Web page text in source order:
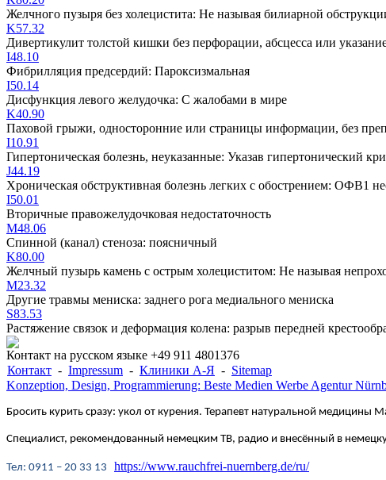
Желчного пузыря без холецистита: Не называя билиарной
K57.32
Дивертикулит толстой кишки без перфорации, абсцесса или
I48.10
Фибрилляция предсердий: Пароксизмальная
I50.14
Дисфункция левого желудочка: С жалобами в мире
K40.90
Паховой грыжи, односторонние или страницы информации, без
I10.91
Гипертоническая болезнь, неуказанные: Указав гипертонический
J44.19
Хроническая обструктивная болезнь легких с обострением: ОФВ1
I50.01
Вторичные правожелудочковая недостаточность
M48.06
Спинной (канал) стеноза: поясничный
K80.00
Желчный пузырь камень с острым холециститом: Не называя
M23.32
Другие травмы мениска: заднего рога медиального мениска
S83.53
Растяжение связок и деформация колена: разрыв передней
Контакт на русском языке +49 911 4801376
Контакт - Impressum - Клиники А-Я - Sitemap
Konzeption, Design, Programmierung: Beste Medien Werbe Agentur
Бросить курить сразу: укол от курения. Терапевт натуральной медицины
Специалист, рекомендованный немецким ТВ, радио и внесённый в
Teл: 0911 – 20 33 13 https://www.rauchfrei-nuernberg.de/ru/